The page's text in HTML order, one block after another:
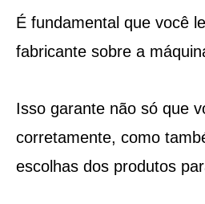
É fundamental que você
fabricante sobre a
Isso garante não só que
corretamente, como
escolhas dos produtos